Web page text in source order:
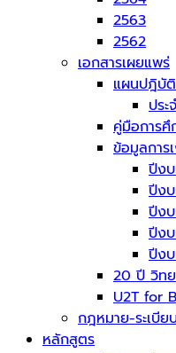
2563
2562
เอกสารเผยแพร่
แผนปฎิบัติ
ปร
คู่มือการศึ
ข้อมูลกา
ปีง
ปีง
ปีง
ปีง
ปีง
20 ปี วิท
U2T for
กฎหมาย-ระเบี
หลักสูตร